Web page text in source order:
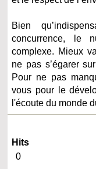
Bien
concurrence, le
complexe. Mieux
ne pas s’égarer
Pour ne pas
vous pour le
l'écoute du monde
Hits
0